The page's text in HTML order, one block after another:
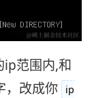
范围内,和
，改成你
ip